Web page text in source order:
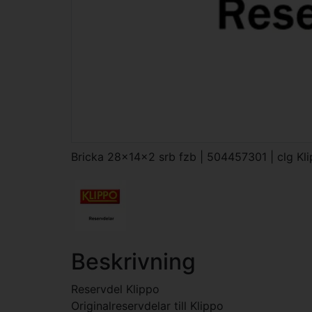
Bricka 28x14x2 srb fzb | 504457301 | clg
Beskrivning
Reservdel Klippo
Originalreservdelar till Klippo